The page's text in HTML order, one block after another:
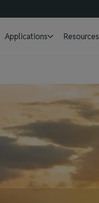
Applications Resources